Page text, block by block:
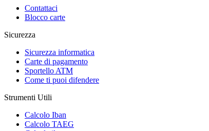
Contattaci
Blocco carte
Sicurezza
Sicurezza informatica
Carte di pagamento
Sportello ATM
Come ti puoi difendere
Strumenti Utili
Calcolo Iban
Calcolo TAEG